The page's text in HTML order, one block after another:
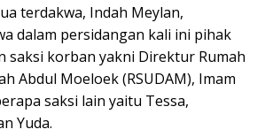
terdakwa, Indah Meylan,
dalam persidangan kali ini pihak
saksi korban yakni Direktur Rumah
Abdul Moeloek (RSUDAM), Imam
saksi lain yaitu Tessa,
Yuda.